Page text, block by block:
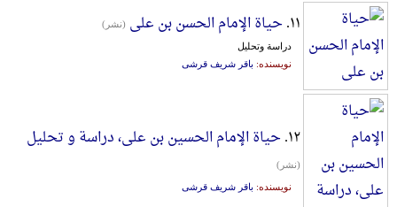
۱۱. حیاة الإمام الحسن بن علی (نشر)
دراسة وتحلیل
نویسنده: باقر شریف قرشی
۱۲. حیاة الإمام الحسین بن علی، دراسة و تحلیل
(نشر)
نویسنده: باقر شریف قرشی